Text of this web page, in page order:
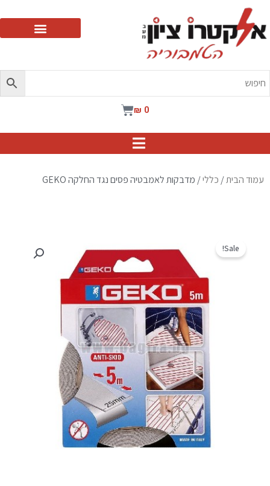
₪ 0
עגלת
עמוד הבית/ כללי/ מדבקות לאמבטיה פסים נגד החלקה GEKO
Sale!